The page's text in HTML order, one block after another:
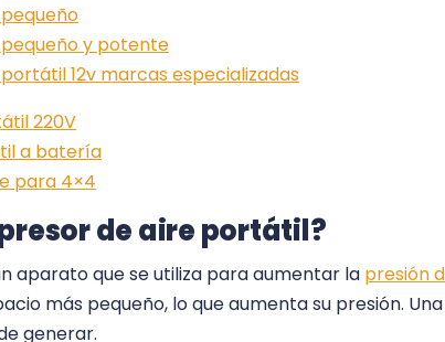
y potente
12v marcas especializadas
220V
a batería
para 4×4
de aire portátil?
aparato que se utiliza para aumentar la presión
más pequeño, lo que aumenta su presión.
generar.